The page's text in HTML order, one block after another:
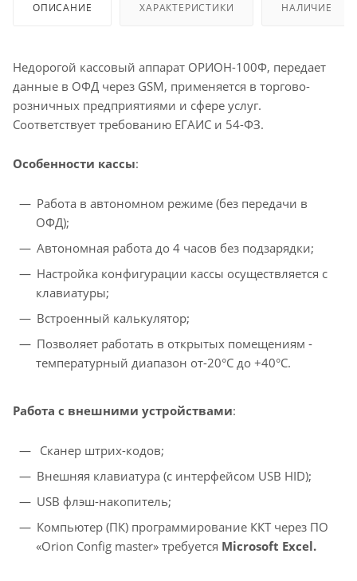
ОПИСАНИЕ ХАРАКТЕРИСТИКИ НАЛИЧИЕ
Недорогой кассовый аппарат ОРИОН-100Ф, передает
данные в ОФД через GSM, применяется в торгово-
розничных предприятиями и сфере услуг.
Соответствует требованию ЕГАИС и 54-ФЗ.
Особенности кассы:
Работа в автономном режиме (без передачи в
ОФД);
Автономная работа до 4 часов без подзарядки;
Настройка конфигурации кассы осуществляется с
клавиатуры;
Встроенный калькулятор;
Позволяет работать в открытых помещениям -
температурный диапазон от-20°С до +40°С.
Работа с внешними устройствами:
Сканер штрих-кодов;
Внешняя клавиатура (с интерфейсом USB HID);
USB флэш-накопитель;
Компьютер (ПК) программирование ККТ через ПО
«Orion Config master» требуется Microsoft Excel.